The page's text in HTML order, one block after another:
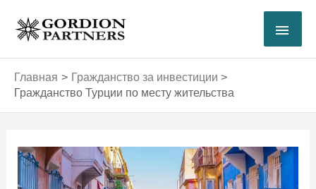
содержимому
Главная
Гражданство за инвестиции
Гражданство Турции по месту жительства
записям